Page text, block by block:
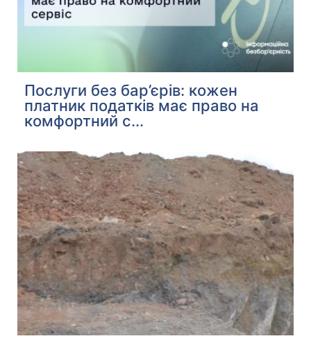
Послуги без бар’єрів: кожен
платник податків має право на
комфортний с...